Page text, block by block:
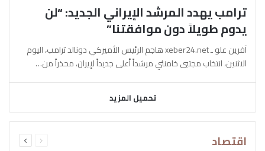
ترامب يهدد المرشد الإيراني الجديد: “لن
يدوم طويلاً دون موافقتنا”
آفرين علو ـ xeber24.net هاجم الرئيس الأميركي دونالد ترامب، اليوم
الاثنين، انتخاب مجتبى خامنئي مرشداً أعلى جديداً لإيران، محذراً من…
تحميل المزيد
اقتصاد الصفحةالصفحة